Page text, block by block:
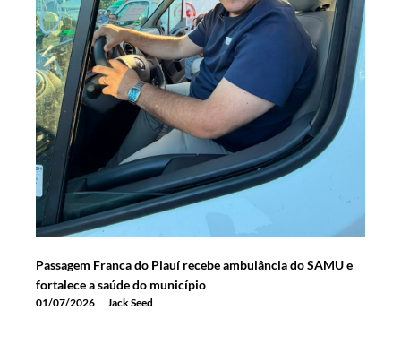
Passagem Franca do Piauí recebe ambulância do SAMU e
fortalece a saúde do município
01/07/2026 Jack Seed